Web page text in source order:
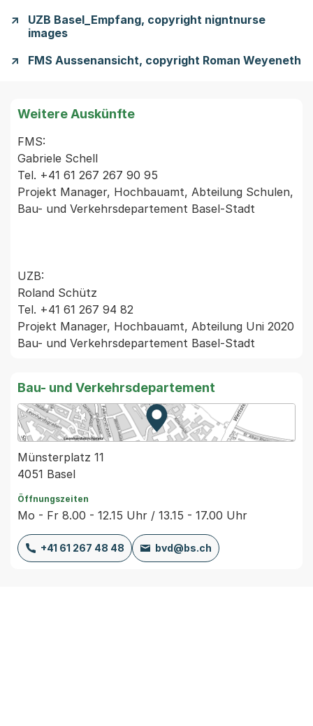
UZB Basel_Empfang, copyright nigntnurse
images
FMS Aussenansicht, copyright Roman Weyeneth
Weitere Auskünfte
FMS:
Gabriele Schell
Tel. +41 61 267 267 90 95
Projekt Manager, Hochbauamt, Abteilung Schulen,
Bau- und Verkehrsdepartement Basel-Stadt
UZB:
Roland Schütz
Tel. +41 61 267 94 82
Projekt Manager, Hochbauamt, Abteilung Uni 2020
Bau- und Verkehrsdepartement
Zur Karte von MapBS.
Externer Link, wird in einem
Münsterplatz 11
4051 Basel
Öffnungszeiten
Mo - Fr 8.00 - 12.15 Uhr / 13.15 - 17.00 Uhr
+41 61 267 48 48 bvd@bs.ch